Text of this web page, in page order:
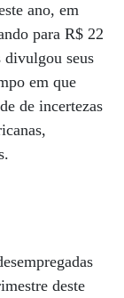
ano, em
para R$ 22
divulgou seus
em que
de incertezas
deste